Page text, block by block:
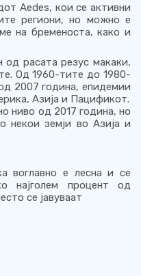
Aedes, кои се активни
региони, но можно е
на бременоста, како и
од расата резус макаки,
Од 1960-тите до 1980-
2007 година, епидемии
Азија и Пацификот.
ниво од 2017 година, но
некои земји во Азија и
воглавно е лесна и се
најголем процент од
се јавуваат